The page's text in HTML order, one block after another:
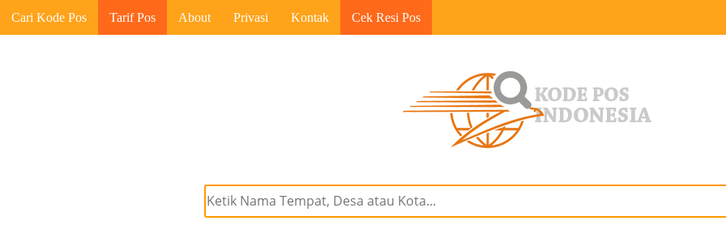
Cari Kode Pos Tarif Pos About Privasi Kontak Cek Resi Pos